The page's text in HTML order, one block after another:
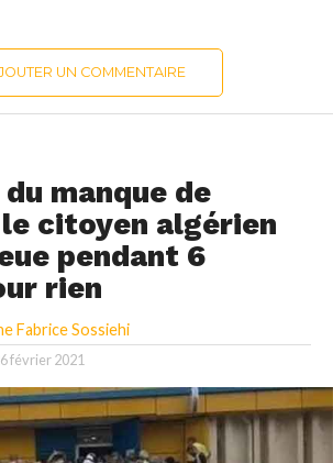
UN COMMENTAIRE
manque de
citoyen algérien
pendant 6
rien
Fabrice Sossiehi
février 2021